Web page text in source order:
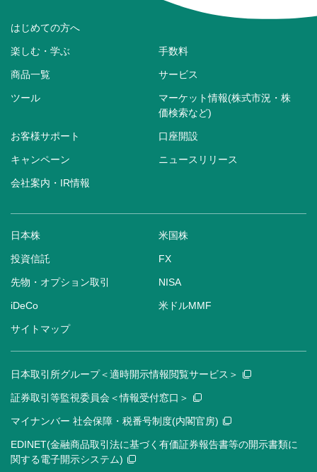
はじめての方へ
楽しむ・学ぶ 手数料
商品一覧 サービス
ツール
マーケット情報(株式市況・株
価検索など)
お客様サポート 口座開設
キャンペーン ニュースリリース
会社案内・IR情報
日本株 米国株
投資信託 FX
先物・オプション取引 NISA
iDeCo 米ドルMMF
サイトマップ
日本取引所グループ＜適時開示情報閲覧サービス＞
証券取引等監視委員会＜情報受付窓口＞
マイナンバー 社会保障・税番号制度(内閣官房)
EDINET(金融商品取引法に基づく有価証券報告書等の開示書類に
関する電子開示システム)